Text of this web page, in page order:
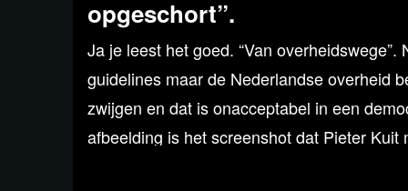
opgeschort”.
Ja je leest het goed. “Van
guidelines maar de Nederlandse overheid
zwijgen en dat is onacceptabel in een
afbeelding is het screenshot dat Pieter